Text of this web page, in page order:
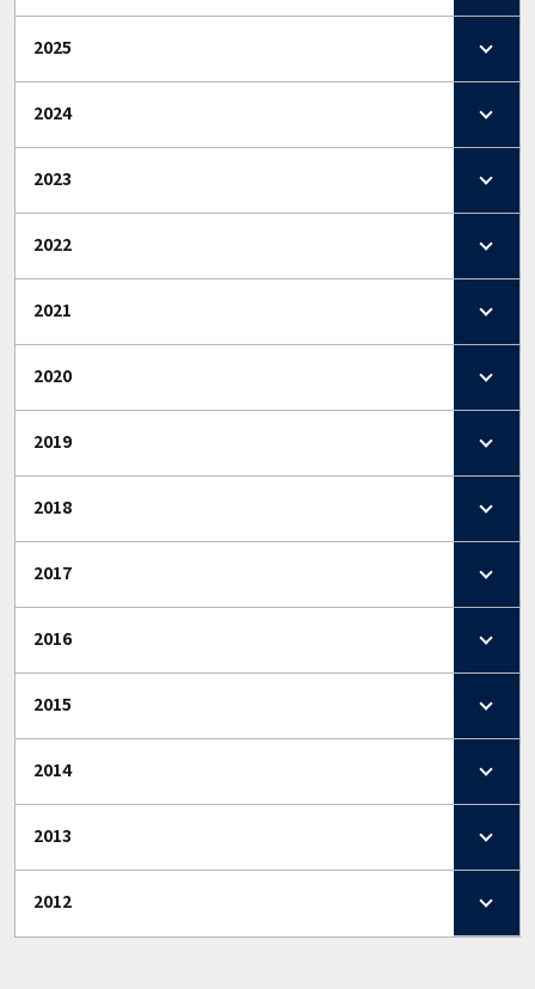
2025
2024
2023
2022
2021
2020
2019
2018
2017
2016
2015
2014
2013
2012